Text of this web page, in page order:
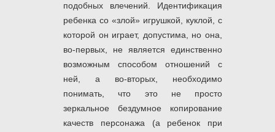
подобных влечений. Идентификация
ребенка со «злой» игрушкой, куклой, с
которой он играет, допустима, но она,
во-первых, не является единственно
возможным способом отношений с
ней, а во-вторых, необходимо
понимать, что это не просто
зеркальное бездумное копирование
качеств персонажа (а ребенок при